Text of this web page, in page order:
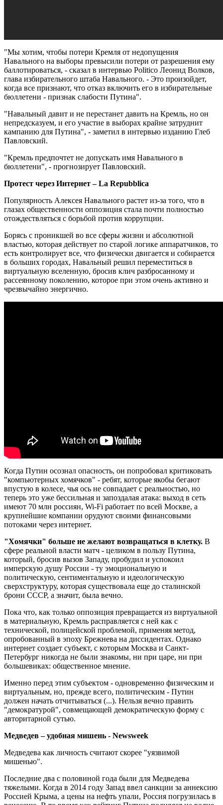
"Мы хотим, чтобы потери Кремля от недопущения
Навального на выборы превысили потери от разрешения ему
баллотироваться, - сказал в интервью Politico Леонид Волков,
глава избирательного штаба Навального. - Это произойдет,
когда все признают, что отказ включить его в избирательные
бюллетени - признак слабости Путина".
"Навальный давит и не перестанет давить на Кремль, но он
непредсказуем, и его участие в выборах крайне затруднит
кампанию для Путина", - заметил в интервью изданию Глеб
Павловский.
"Кремль предпочтет не допускать имя Навального в
бюллетени", - прогнозирует Павловский.
Протест через Интернет – La Repubblica
Популярность Алексея Навального растет из-за того, что в
глазах общественности оппозиция стала почти полностью
отождествляться с борьбой против коррупции.
Борясь с проникшей во все сферы жизни и абсолютной
властью, которая действует по старой логике аппаратчиков, то
есть контролирует все, что физически двигается и собирается
в больших городах, Навальный решил переместиться в
виртуальную вселенную, бросив клич разбросанному и
рассеянному поколению, которое при этом очень активно и
чрезвычайно энергично.
Когда Путин осознал опасность, он попробовал критиковать
"компьютерных хомячков" - ребят, которые якобы бегают
впустую в колесе, чья ось не совпадает с реальностью, но
теперь это уже бессильная и запоздалая атака: выход в сеть
имеют 70 млн россиян, Wi-Fi работает по всей Москве, а
крупнейшие компании орудуют своими финансовыми
потоками через интернет.
"Хомячки" больше не желают возвращаться в клетку. В
сфере реальной власти матч - целиком в пользу Путина,
который, бросив вызов Западу, пробудил и успокоил
имперскую душу России - ту эмоциональную и
политическую, сентиментальную и идеологическую
сверхструктуру, которая существовала еще до сталинской
брони СССР, а значит, была вечно.
Пока что, как только оппозиция превращается из виртуальной
в материальную, Кремль расправляется с ней как с
технической, полицейской проблемой, применяя метод,
опробованный в эпоху Брежнева на диссидентах. Однако
интернет создает субъект, с которым Москва и Санкт-
Петербург никогда не были знакомы, ни при царе, ни при
большевиках: общественное мнение.
Именно перед этим субъектом - одновременно физическим и
виртуальным, но, прежде всего, политическим - Путин
должен начать отчитываться (...). Нельзя вечно править
"демократурой", совмещающей демократическую форму с
авторитарной сутью.
Медведев – удобная мишень - Newsweek
Медведева как личность считают скорее "уязвимой
мишенью".
Последние два с половиной года были для Медведева
тяжелыми. Когда в 2014 году Запад ввел санкции за аннексию
Россией Крыма, а цены на нефть упали, Россия погрузилась в